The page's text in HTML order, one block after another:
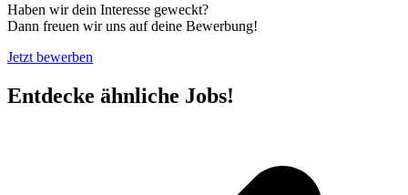
Haben wir dein Interesse geweckt?
Dann freuen wir uns auf deine Bewerbung!
Jetzt bewerben
Entdecke ähnliche Jobs!